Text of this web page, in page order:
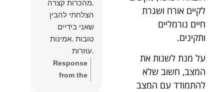
לקיים אורח ושגרת
חיים נורמליים
ותקינים.
על מנת לשנות את
המצב, חשוב שלא
להתמודד עם המצב
.מהכרות קצרה
הצלחתי להבין
שאני בידיים
טובות .אמינות
.עוזרות
.ומקשיבות .אין לי
מילים להודות
Response
from the